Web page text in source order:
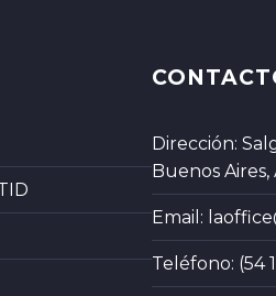
Dirección:
Buenos
Email:
Teléfono: (54